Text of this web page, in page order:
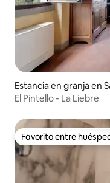
Estancia en granja en
El Pintello - La Liebre
Favorito entre
Favorito entre